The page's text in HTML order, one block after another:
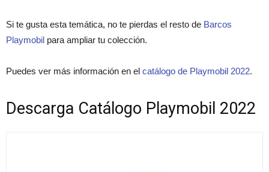
Si te gusta esta temática, no te pierdas el resto de Barcos
Playmobil para ampliar tu colección.
Puedes ver más información en el catálogo de Playmobil 2022.
Descarga Catálogo Playmobil 2022